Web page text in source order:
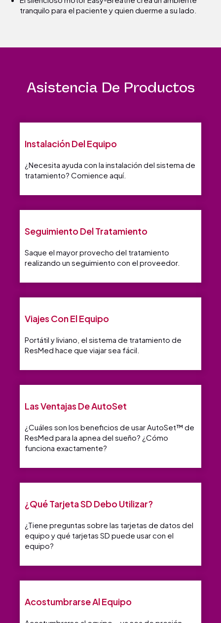
tranquilo para el paciente y quien duerme a su lado.
Asistencia De Productos
Instalación Del Equipo
¿Necesita ayuda con la instalación del sistema de
tratamiento? Comience aquí.
Seguimiento Del Tratamiento
Saque el mayor provecho del tratamiento
realizando un seguimiento con el proveedor.
Viajes Con El Equipo
Portátil y liviano, el sistema de tratamiento de
ResMed hace que viajar sea fácil.
Las Ventajas De AutoSet
¿Cuáles son los beneficios de usar AutoSet™ de
ResMed para la apnea del sueño? ¿Cómo
funciona exactamente?
¿Qué Tarjeta SD Debo Utilizar?
¿Tiene preguntas sobre las tarjetas de datos del
equipo y qué tarjetas SD puede usar con el
equipo?
Acostumbrarse Al Equipo